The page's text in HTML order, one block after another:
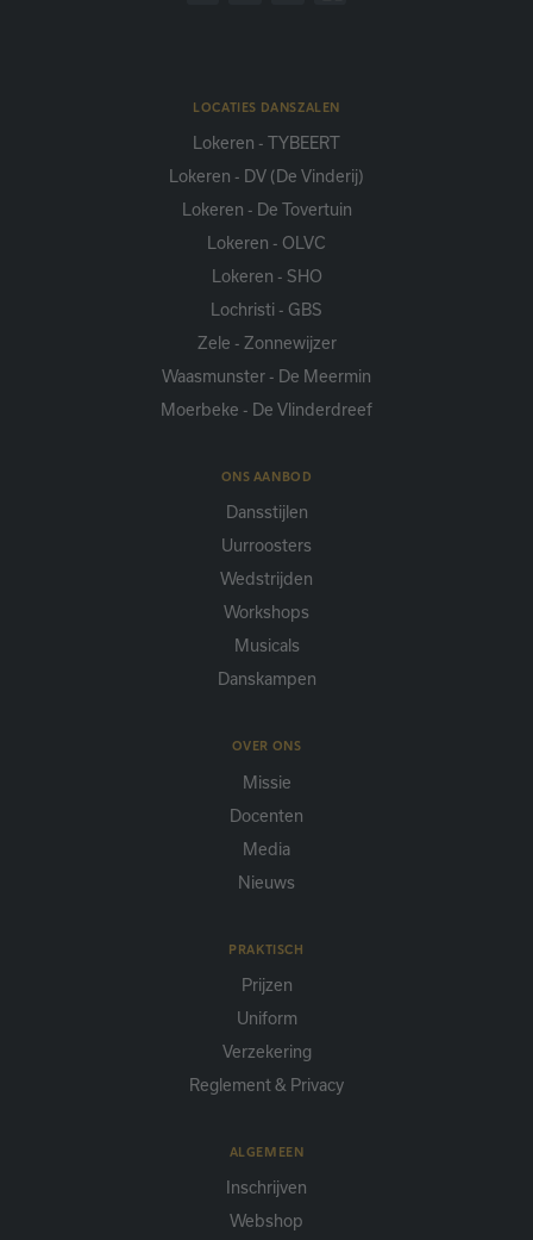
LOCATIES DANSZALEN
Lokeren - TYBEERT
Lokeren - DV (De Vinderij)
Lokeren - De Tovertuin
Lokeren - OLVC
Lokeren - SHO
Lochristi - GBS
Zele - Zonnewijzer
Waasmunster - De Meermin
Moerbeke - De Vlinderdreef
ONS AANBOD
Dansstijlen
Uurroosters
Wedstrijden
Workshops
Musicals
Danskampen
OVER ONS
Missie
Docenten
Media
Nieuws
PRAKTISCH
Prijzen
Uniform
Verzekering
Reglement & Privacy
ALGEMEEN
Inschrijven
Webshop